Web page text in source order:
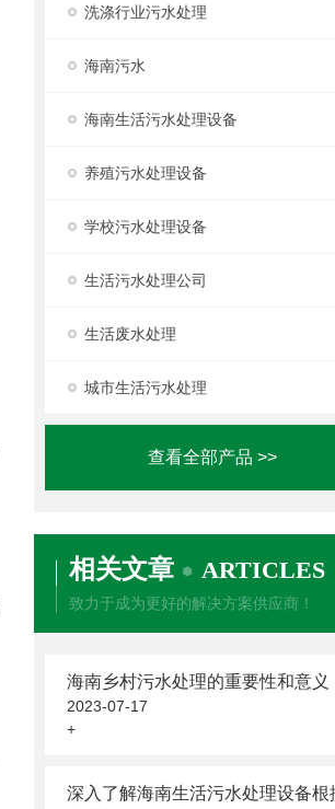
洗涤行业污水处理
海南污水
海南生活污水处理设备
养殖污水处理设备
学校污水处理设备
生活污水处理公司
生活废水处理
城市生活污水处理
查看全部产品 >>
相关文章 ARTICLES
致力于成为更好的解决方案供应商！
海南乡村污水处理的重要性和意义
2023-07-17
+
深入了解海南生活污水处理设备根